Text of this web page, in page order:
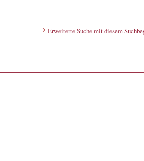
Erweiterte Suche mit diesem